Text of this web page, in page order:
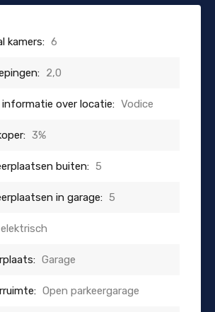
kamers: 6
2,0
informatie over locatie: Vodice
3%
buiten: 5
in garage: 5
elektrisch
Garage
Open parkeergarage